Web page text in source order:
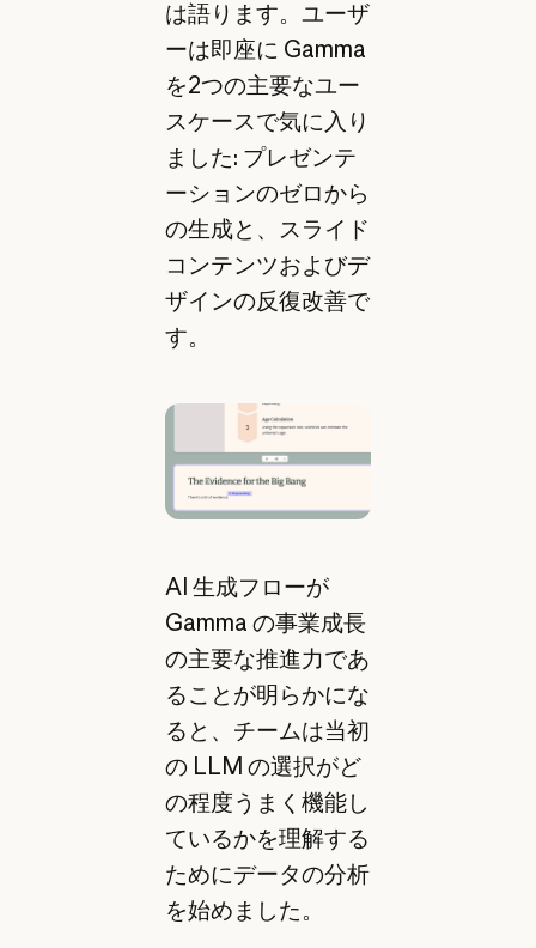
は語ります。ユーザ
ーは即座に Gamma
を2つの主要なユー
スケースで気に入り
ました: プレゼンテ
ーションのゼロから
の生成と、スライド
コンテンツおよびデ
ザインの反復改善で
す。
AI 生成フローが
Gamma の事業成長
の主要な推進力であ
ることが明らかにな
ると、チームは当初
の LLM の選択がど
の程度うまく機能し
ているかを理解する
ためにデータの分析
を始めました。